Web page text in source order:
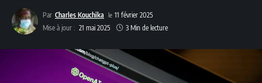
Par Charles Kouchika
11 février 2025
Mise à jour : 21 mai 2025 3 Min de lecture